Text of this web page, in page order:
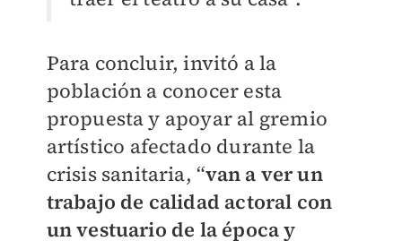
Para concluir, invitó a la
población a conocer esta
propuesta y apoyar al gremio
artístico afectado durante la
crisis sanitaria, “van a ver un
trabajo de calidad actoral con
un vestuario de la época y